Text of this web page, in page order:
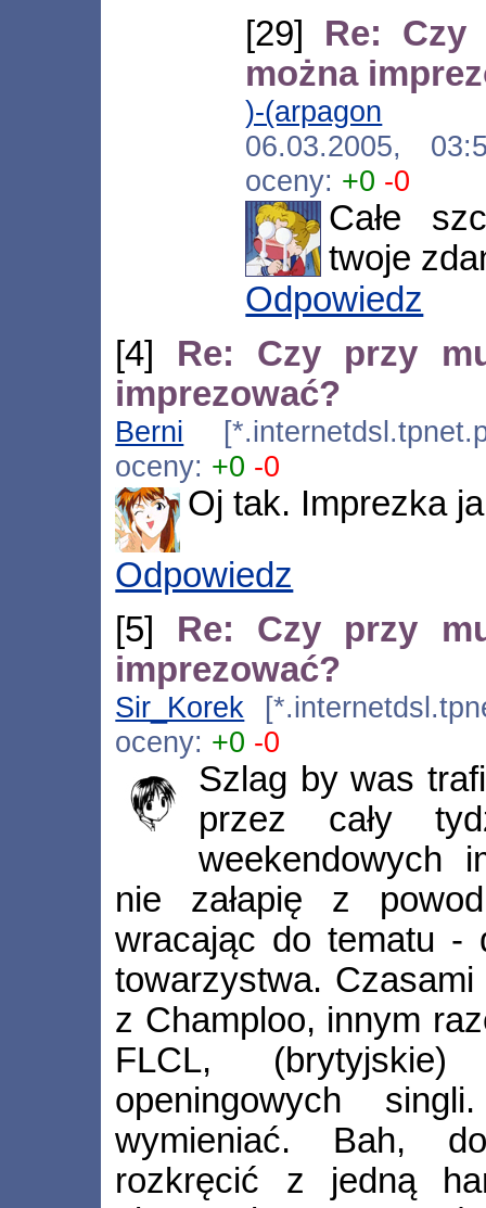
[29] Re: Czy
można
)-(arpagon
06.03.2005,
oceny: +0 -0
Całe
twoje
Odpowiedz
[4] Re: Czy przy
imprezować?
Berni
oceny: +0 -0
Oj tak. Imprezka
Odpowiedz
[5] Re: Czy przy
imprezować?
Sir_Korek
oceny: +0 -0
Szlag by was
przez cały
weekendowych
nie załapię z
wracając do tematu
towarzystwa.
z Champloo, innym
FLCL,
openingowych
wymieniać. Bah,
rozkręcić z jedną